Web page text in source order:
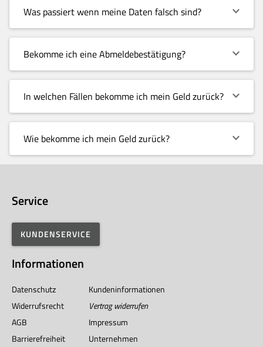
Was passiert wenn meine Daten falsch sind?
Bekomme ich eine Abmeldebestätigung?
In welchen Fällen bekomme ich mein Geld zurück?
Wie bekomme ich mein Geld zurück?
Service
KUNDENSERVICE
Informationen
Datenschutz
Kundeninformationen
Widerrufsrecht
Vertrag widerrufen
AGB
Impressum
Barrierefreiheit
Unternehmen